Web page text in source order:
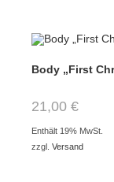
Body „First
21,00€
Enthält 19% MwSt.
zzgl.Versand